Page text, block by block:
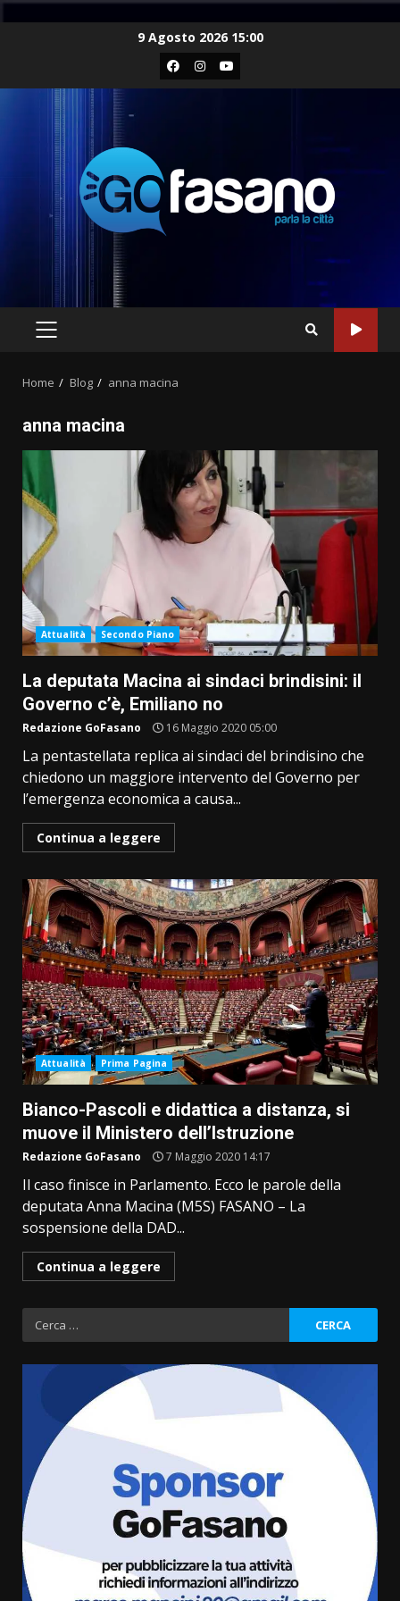
9 Agosto 2026 15:00
Facebook
Instagram
Youtube
PRIMARY
Home Blog anna macina
anna macina
Attualità Secondo Piano
La deputata Macina ai sindaci brindisini: il
Governo c’è, Emiliano no
Redazione GoFasano 16 Maggio 2020 05:00
La pentastellata replica ai sindaci del brindisino che
chiedono un maggiore intervento del Governo per
l’emergenza economica a causa...
Continua a leggere
Attualità Prima Pagina
Bianco-Pascoli e didattica a distanza, si
muove il Ministero dell’Istruzione
Redazione GoFasano 7 Maggio 2020 14:17
Il caso finisce in Parlamento. Ecco le parole della
deputata Anna Macina (M5S) FASANO – La
sospensione della DAD...
Continua a leggere
Ricerca
per:
La Banda Città di Fasano apre
ufficialmente la Festa di
8 Agosto 2026 11:00